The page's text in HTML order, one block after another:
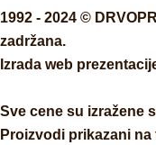
1992 - 2024 ©
zadržana.
Izrada web
Sve cene su izražene
Proizvodi prikazani